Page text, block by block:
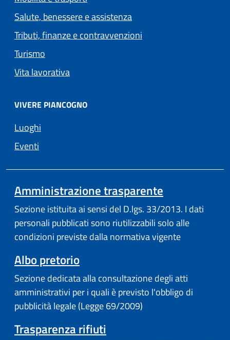
Salute, benessere e assistenza
Tributi, finanze e contravvenzioni
Turismo
Vita lavorativa
VIVERE PIANCOGNO
Luoghi
Eventi
Amministrazione trasparente
Sezione istituita ai sensi del D.lgs. 33/2013. I dati
personali pubblicati sono riutilizzabili solo alle
condizioni previste dalla normativa vigente
Albo pretorio(apre in un'altra scheda).
Sezione dedicata alla consultazione degli atti
amministrativi per i quali è previsto l'obbligo di
pubblicità legale (Legge 69/2009)
Trasparenza rifiuti